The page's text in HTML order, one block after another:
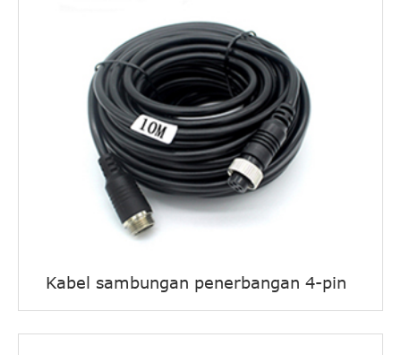
Kabel sambungan penerbangan 4-pin